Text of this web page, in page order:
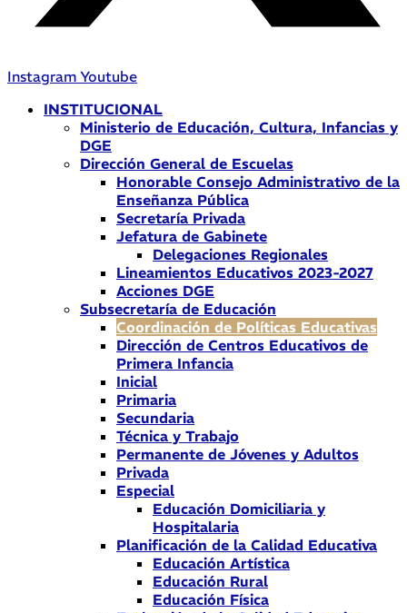
Instagram Youtube
INSTITUCIONAL
Ministerio de Educación, Cultura, Infancias y
DGE
Dirección General de Escuelas
Honorable Consejo Administrativo de la
Enseñanza Pública
Secretaría Privada
Jefatura de Gabinete
Delegaciones Regionales
Lineamientos Educativos 2023-2027
Acciones DGE
Subsecretaría de Educación
Coordinación de Políticas Educativas
Dirección de Centros Educativos de
Primera Infancia
Inicial
Primaria
Secundaria
Técnica y Trabajo
Permanente de Jóvenes y Adultos
Privada
Especial
Educación Domiciliaria y
Hospitalaria
Planificación de la Calidad Educativa
Educación Artística
Educación Rural
Educación Física